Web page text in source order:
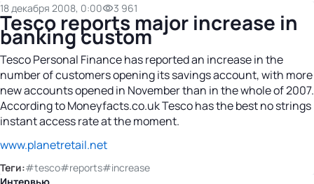
18 декабря 2008, 0:00 3 961
Tesco reports major increase in
banking custom
Tesco Personal Finance has reported an increase in the
number of customers opening its savings account, with more
new accounts opened in November than in the whole of 2007.
According to Moneyfacts.co.uk Tesco has the best no strings
instant access rate at the moment.
www.planetretail.net
Теги:#tesco#reports#increase
Интервью